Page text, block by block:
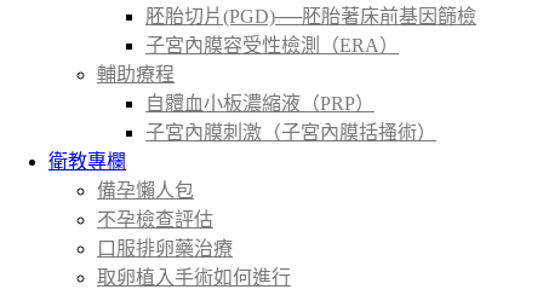
胚胎切片(PGD)──胚胎著床前基因篩檢
子宮內膜容受性檢測（ERA）
輔助療程
自體血小板濃縮液（PRP）
子宮內膜刺激（子宮內膜括搔術）
衛教專欄
備孕懶人包
不孕檢查評估
口服排卵藥治療
取卵植入手術如何進行